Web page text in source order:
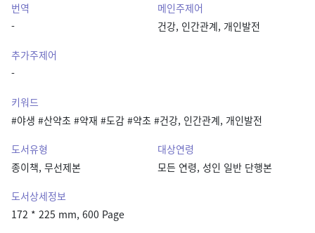
번역
-
메인주제어
건강, 인간관계, 개인발전
추가주제어
-
키워드
#야생 #산약초 #약재 #도감 #약초 #건강, 인간관계, 개인발전
도서유형
종이책, 무선제본
대상연령
모든 연령, 성인 일반 단행본
도서상세정보
172 * 225 mm, 600 Page